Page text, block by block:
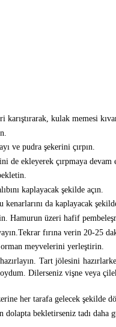
kulak memesi
ve pudra şekerini çırpın.
de ekleyerek çırpmaya devam
kaplayacak şekilde açın.
kenarlarını da kaplayacak
Hamurun üzeri hafif
fırına verin 20-25
orman meyvelerini yerleştirin.
Tart jölesini
Dilerseniz vişne veya
her tarafa gelecek şekilde
dolapta bekletirseniz tadı daha